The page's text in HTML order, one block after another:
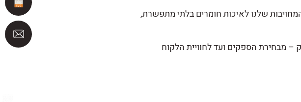
שלנו לאיכות חומרים בלתי מתפשרת,
– מבחירת הספקים ועד לחוויית הלקוח